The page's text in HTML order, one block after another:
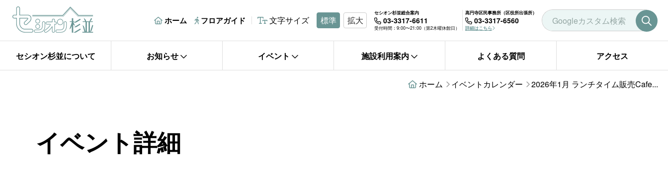
ホーム フロアガイド 文字サイズ 標準 拡大
セシオン杉並総合案内
03-3317-6611
受付時間：9:00〜21:00（第2木曜休館日）
高円寺区民事務所（区役所出張所）
03-3317-6560
詳細はこちら
セシオン杉並について お知らせ イベント 施設利用案内 よくある質問 アクセス
ホーム イベントカレンダー 2026年1月 ランチタイム販売Cafe...
イベント詳細